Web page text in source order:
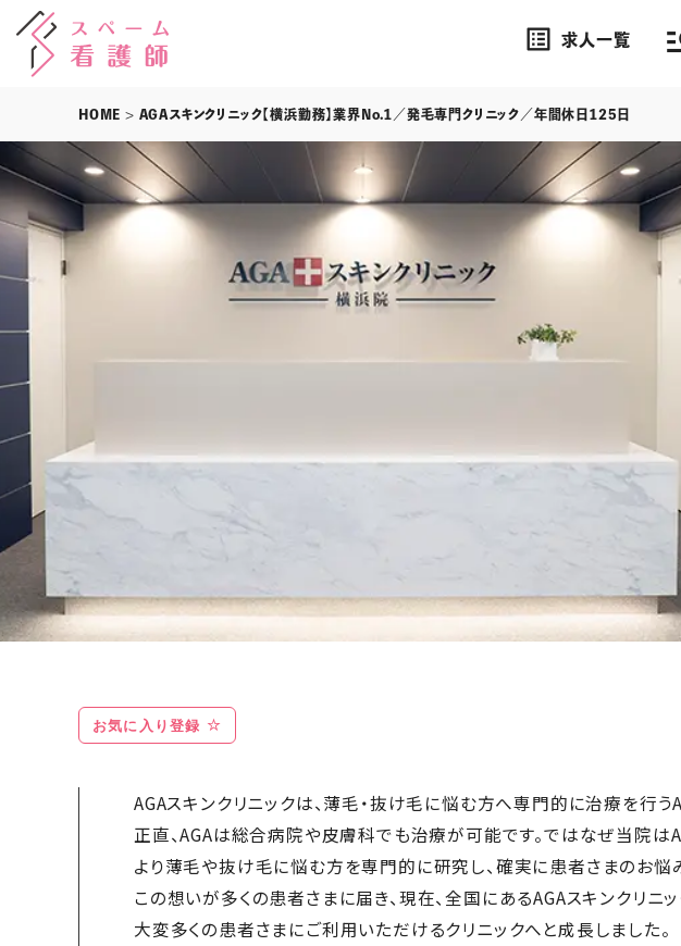
list_alt 求人一覧
HOME > AGAスキンクリニック【横浜勤務】業界No.1／発毛専門クリニック／年間休日125日
お気に入り登録
AGAスキンクリニックは、薄毛・抜け毛に悩む方へ専門的に治療を行う
正直、AGAは総合病院や皮膚科でも治療が可能です。ではなぜ当院は
より薄毛や抜け毛に悩む方を専門的に研究し、確実に患者さまのお悩
この想いが多くの患者さまに届き、現在、全国にあるAGAスキンクリ
大変多くの患者さまにご利用いただけるクリニックへと成長しました。